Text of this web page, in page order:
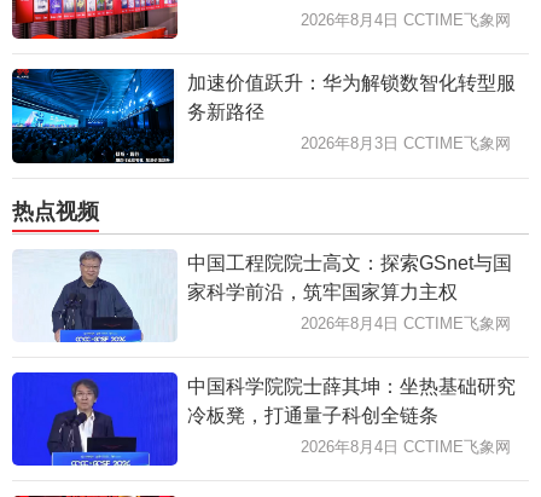
2026年8月4日 CCTIME飞象网
加速价值跃升：华为解锁数智化转型服
务新路径
2026年8月3日 CCTIME飞象网
热点视频
中国工程院院士高文：探索GSnet与国
家科学前沿，筑牢国家算力主权
2026年8月4日 CCTIME飞象网
中国科学院院士薛其坤：坐热基础研究
冷板凳，打通量子科创全链条
2026年8月4日 CCTIME飞象网